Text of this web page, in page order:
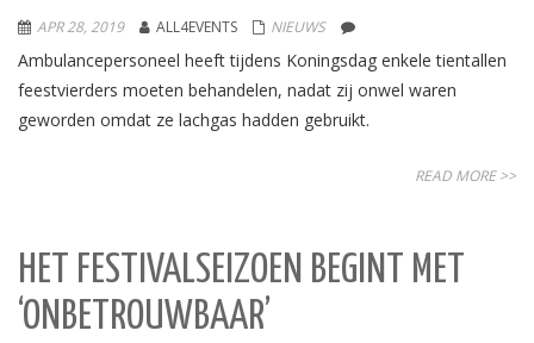
APR 28, 2019 ALL4EVENTS NIEUWS
Ambulancepersoneel heeft tijdens Koningsdag enkele tientallen
feestvierders moeten behandelen, nadat zij onwel waren
geworden omdat ze lachgas hadden gebruikt.
READ MORE >>
HET FESTIVALSEIZOEN BEGINT MET
‘ONBETROUWBAAR’